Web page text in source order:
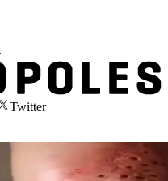
Twitter